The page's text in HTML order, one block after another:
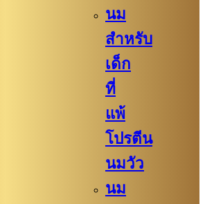
นม
สำหรับ
เด็ก
ที่
แพ้
โปรตีน
นมวัว
นม